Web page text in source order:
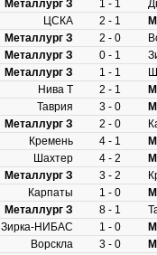
Металлург З 1 - 1
ЦСКА 2 - 1
Металлург З 2 - 0
Металлург З 0 - 1
Металлург З 1 - 1
Нива Т 2 - 1
Таврия 3 - 0
Металлург З 2 - 0
Кремень 4 - 1
Шахтер 4 - 2
Металлург З 3 - 2
Карпаты 1 - 0
Металлург З 8 - 1
Зирка-НИБАС 1 - 0
Ворскла 3 - 0